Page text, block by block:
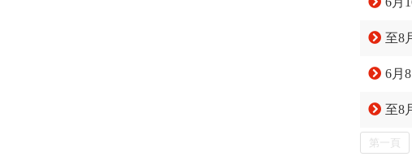
至8
6月
至8
第一頁